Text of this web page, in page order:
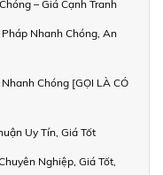
– Giá Cạnh Tranh
Nhanh Chóng, An
Chóng [GỌI LÀ CÓ
Uy Tín, Giá Tốt
Nghiệp, Giá Tốt,